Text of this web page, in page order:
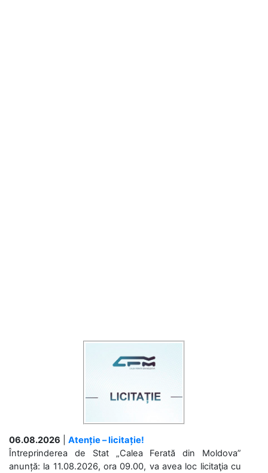
06.08.2026
Atenție – licitație!
Întreprinderea de Stat „Calea Ferată din Moldova”
anunță: la 11.08.2026, ora 09.00, va avea loc licitaţia cu